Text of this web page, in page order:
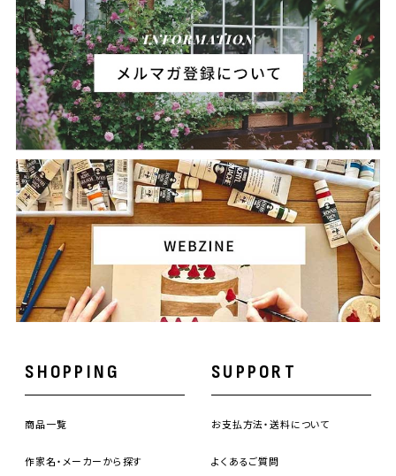
SHOPPING
商品一覧
作家名・メーカーから探す
SUPPORT
お支払方法・送料について
よくあるご質問